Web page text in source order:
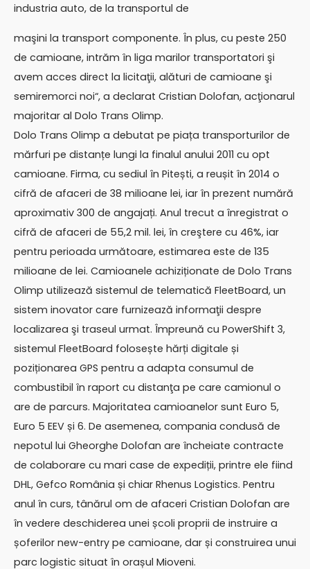
industria auto, de la transportul de
maşini la transport componente. În plus, cu peste 250
de camioane, intrăm în liga marilor transportatori şi
avem acces direct la licitaţii, alături de camioane şi
semiremorci noi“, a declarat Cristian Dolofan, acţionarul
majoritar al Dolo Trans Olimp.
Dolo Trans Olimp a debutat pe piața transporturilor de
mărfuri pe distanțe lungi la finalul anului 2011 cu opt
camioane. Firma, cu sediul în Pitești, a reușit în 2014 o
cifră de afaceri de 38 milioane lei, iar în prezent numără
aproximativ 300 de angajați. Anul trecut a înregistrat o
cifră de afaceri de 55,2 mil. lei, în creştere cu 46%, iar
pentru perioada următoare, estimarea este de 135
milioane de lei. Camioanele achiziționate de Dolo Trans
Olimp utilizează sistemul de telematică FleetBoard, un
sistem inovator care furnizează informaţii despre
localizarea şi traseul urmat. Împreună cu PowerShift 3,
sistemul FleetBoard folosește hărți digitale și
poziționarea GPS pentru a adapta consumul de
combustibil în raport cu distanţa pe care camionul o
are de parcurs. Majoritatea camioanelor sunt Euro 5,
Euro 5 EEV și 6. De asemenea, compania condusă de
nepotul lui Gheorghe Dolofan are încheiate contracte
de colaborare cu mari case de expediții, printre ele fiind
DHL, Gefco România și chiar Rhenus Logistics. Pentru
anul în curs, tânărul om de afaceri Cristian Dolofan are
în vedere deschiderea unei școli proprii de instruire a
șoferilor new-entry pe camioane, dar și construirea unui
parc logistic situat în orașul Mioveni.